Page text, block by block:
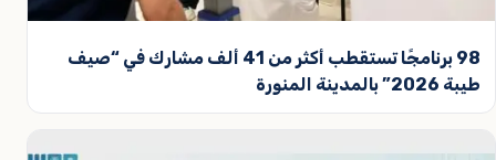
98 برنامجًا تستقطب أكثر من 41 ألف مشارك في “صيف
طيبة 2026” بالمدينة المنورة